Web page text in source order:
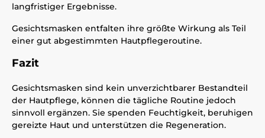
langfristiger Ergebnisse.
Gesichtsmasken entfalten ihre größte Wirkung als Teil
einer gut abgestimmten Hautpflegeroutine.
Fazit
Gesichtsmasken sind kein unverzichtbarer Bestandteil
der Hautpflege, können die tägliche Routine jedoch
sinnvoll ergänzen. Sie spenden Feuchtigkeit, beruhigen
gereizte Haut und unterstützen die Regeneration.